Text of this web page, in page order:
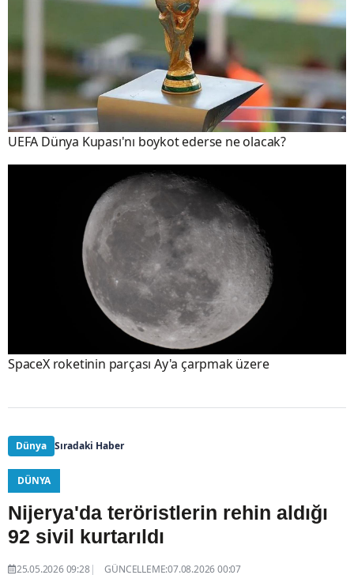
UEFA Dünya Kupası'nı boykot ederse ne olacak?
SpaceX roketinin parçası Ay'a çarpmak üzere
Dünya Sıradaki Haber
DÜNYA
Nijerya'da teröristlerin rehin aldığı
92 sivil kurtarıldı
25.05.2026 09:28
GÜNCELLEME:07.08.2026 00:07